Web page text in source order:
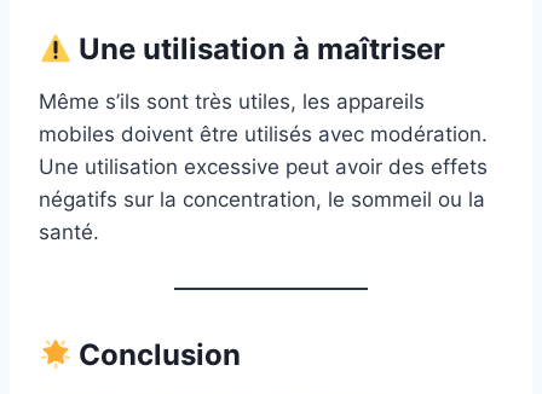
Une utilisation à maîtriser
Même s’ils sont très utiles, les appareils
mobiles doivent être utilisés avec modération.
Une utilisation excessive peut avoir des effets
négatifs sur la concentration, le sommeil ou la
santé.
Conclusion